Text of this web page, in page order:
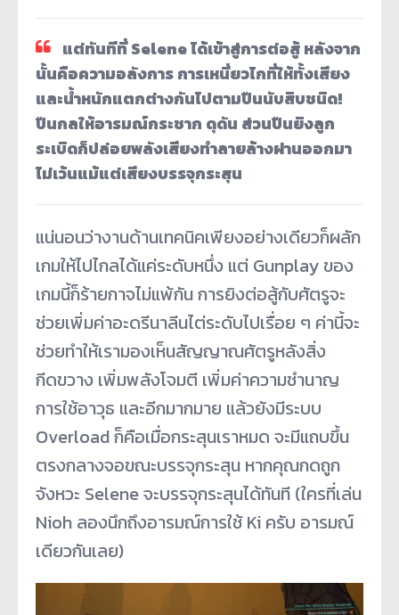
แต่ทันทีที่ Selene ได้เข้าสู่การต่อสู้ หลังจาก
นั้นคือความอลังการ การเหนี่ยวไกที่ให้ทั้งเสียง
และน้ำหนักแตกต่างกันไปตามปืนนับสิบชนิด!
ปืนกลให้อารมณ์กระชาก ดุดัน ส่วนปืนยิงลูก
ระเบิดก็ปล่อยพลังเสียงทำลายล้างผ่านออกมา
ไม่เว้นแม้แต่เสียงบรรจุกระสุน
แน่นอนว่างานด้านเทคนิคเพียงอย่างเดียวก็ผลัก
เกมให้ไปไกลได้แค่ระดับหนึ่ง แต่ Gunplay ของ
เกมนี้ก็ร้ายกาจไม่แพ้กัน การยิงต่อสู้กับศัตรูจะ
ช่วยเพิ่มค่าอะดรีนาลีนไต่ระดับไปเรื่อย ๆ ค่านี้จะ
ช่วยทำให้เรามองเห็นสัญญาณศัตรูหลังสิ่ง
กีดขวาง เพิ่มพลังโจมตี เพิ่มค่าความชำนาญ
การใช้อาวุธ และอีกมากมาย แล้วยังมีระบบ
Overload ก็คือเมื่อกระสุนเราหมด จะมีแถบขึ้น
ตรงกลางจอขณะบรรจุกระสุน หากคุณกดถูก
จังหวะ Selene จะบรรจุกระสุนได้ทันที (ใครที่เล่น
Nioh ลองนึกถึงอารมณ์การใช้ Ki ครับ อารมณ์
เดียวกันเลย)